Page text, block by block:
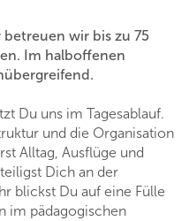
wir bis zu 75
Im halboffenen
Du uns im Tagesablauf.
und die Organisation
Alltag, Ausflüge und
Dich an der
blickst Du auf eine Fülle
im pädagogischen